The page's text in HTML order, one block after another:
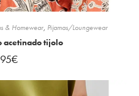
& Homewear, Pijamas/Loungewear
acetinado tijolo
€